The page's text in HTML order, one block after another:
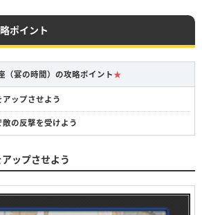
ポイント
（宴の時間）の攻略ポイント ★
ップさせよう
の反撃を受けよう
ップさせよう